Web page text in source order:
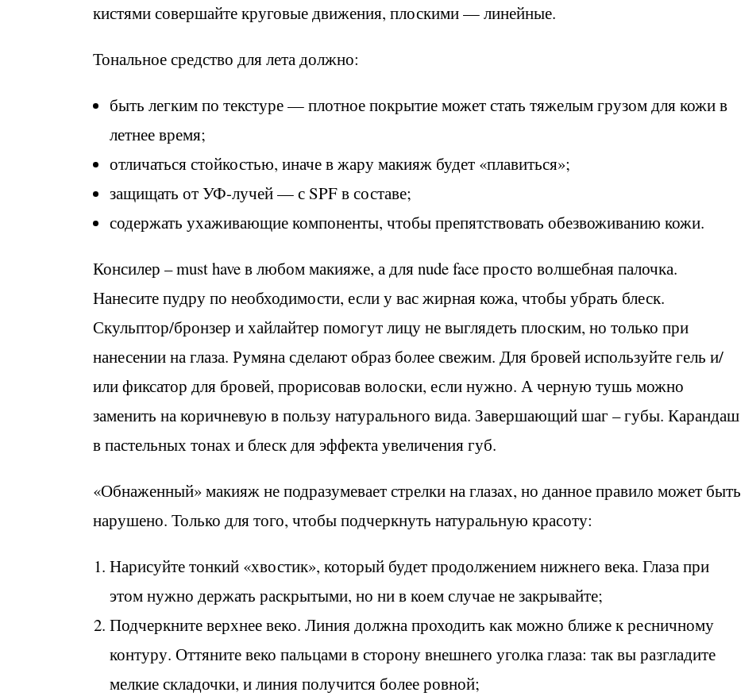
кистями совершайте круговые движения, плоскими — линейные.
Тональное средство для лета должно:
быть легким по текстуре — плотное покрытие может стать тяжелым грузом для кожи в
летнее время;
отличаться стойкостью, иначе в жару макияж будет «плавиться»;
защищать от УФ-лучей — с SPF в составе;
содержать ухаживающие компоненты, чтобы препятствовать обезвоживанию кожи.
Консилер – must have в любом макияже, а для nude face просто волшебная палочка.
Нанесите пудру по необходимости, если у вас жирная кожа, чтобы убрать блеск.
Скульптор/бронзер и хайлайтер помогут лицу не выглядеть плоским, но только при
нанесении на глаза. Румяна сделают образ более свежим. Для бровей используйте гель и/
или фиксатор для бровей, прорисовав волоски, если нужно. А черную тушь можно
заменить на коричневую в пользу натурального вида. Завершающий шаг – губы. Карандаш
в пастельных тонах и блеск для эффекта увеличения губ.
«Обнаженный» макияж не подразумевает стрелки на глазах, но данное правило может быть
нарушено. Только для того, чтобы подчеркнуть натуральную красоту:
Нарисуйте тонкий «хвостик», который будет продолжением нижнего века. Глаза при
этом нужно держать раскрытыми, но ни в коем случае не закрывайте;
Подчеркните верхнее веко. Линия должна проходить как можно ближе к ресничному
контуру. Оттяните веко пальцами в сторону внешнего уголка глаза: так вы разгладите
мелкие складочки, и линия получится более ровной;